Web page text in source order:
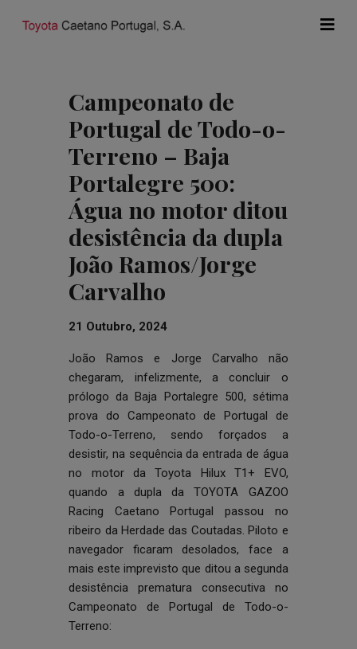
Campeonato de
Portugal de Todo-o-
Terreno – Baja
Portalegre 500:
Água no motor ditou
desistência da dupla
João Ramos/Jorge
Carvalho
21 Outubro, 2024
João Ramos e Jorge Carvalho não
chegaram, infelizmente, a concluir o
prólogo da Baja Portalegre 500, sétima
prova do Campeonato de Portugal de
Todo-o-Terreno, sendo forçados a
desistir, na sequência da entrada de água
no motor da Toyota Hilux T1+ EVO,
quando a dupla da TOYOTA GAZOO
Racing Caetano Portugal passou no
ribeiro da Herdade das Coutadas. Piloto e
navegador ficaram desolados, face a
mais este imprevisto que ditou a segunda
desistência prematura consecutiva no
Campeonato de Portugal de Todo-o-
Terreno: